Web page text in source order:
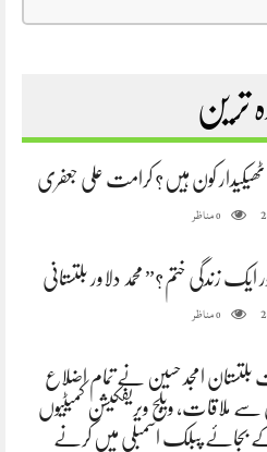
ترین
کون ہیں؟ کرامت علی جعفری
0مناظر
زندگی ختم؟” محمد دلاور بلتستانی
0مناظر
بلتستان امجد حسین نے تمام اضلاع
سے ملاقات، ویلج ویریفکیشن کمیٹیوں
کے بجائے پبلک اسمبلی میں کرنے